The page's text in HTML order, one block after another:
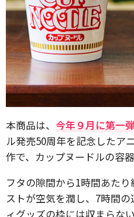
本商品は、 今年９月に第一
ル発売50周年を記念したア
作で、カップヌードルの容
フタの隙間から1時間あた
ストが空気を潤し、7時間
ィグッズの枠には収まらな